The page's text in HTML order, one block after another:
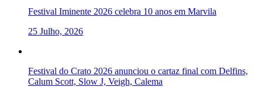
Festival Iminente 2026 celebra 10 anos em Marvila
25 Julho, 2026
Festival do Crato 2026 anunciou o cartaz final com Delfins,
Calum Scott, Slow J, Veigh, Calema